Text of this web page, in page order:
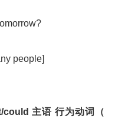
people]
主语 行为动词（